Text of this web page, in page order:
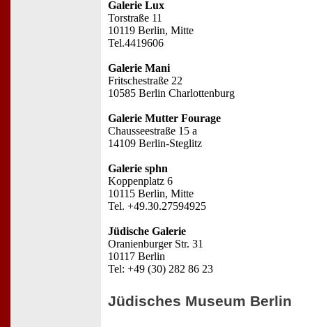
Galerie Lux
Torstraße 11
10119 Berlin, Mitte
Tel.4419606
Galerie Mani
Fritschestraße 22
10585 Berlin Charlottenburg
Galerie Mutter Fourage
Chausseestraße 15 a
14109 Berlin-Steglitz
Galerie sphn
Koppenplatz 6
10115 Berlin, Mitte
Tel. +49.30.27594925
Jüdische Galerie
Oranienburger Str. 31
10117 Berlin
Tel: +49 (30) 282 86 23
Jüdisches Museum Berlin